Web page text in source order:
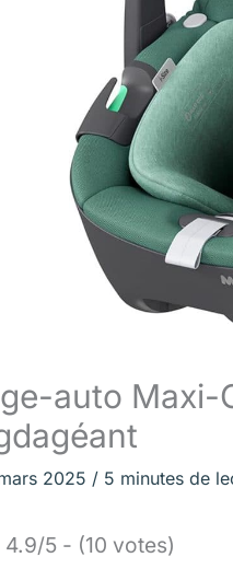
auto
2025 / 5 minutes de
4.9/5 - (10 votes)